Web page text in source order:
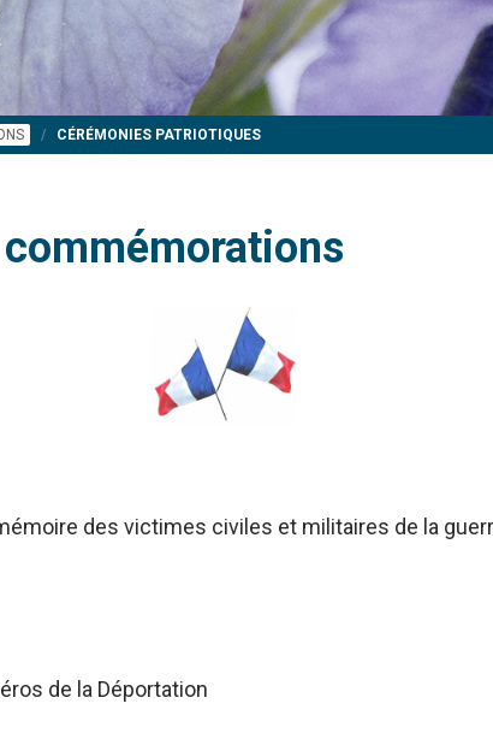
CÉRÉMONIES PATRIOTIQUES
commémorations
des victimes civiles et militaires de la
de la Déportation